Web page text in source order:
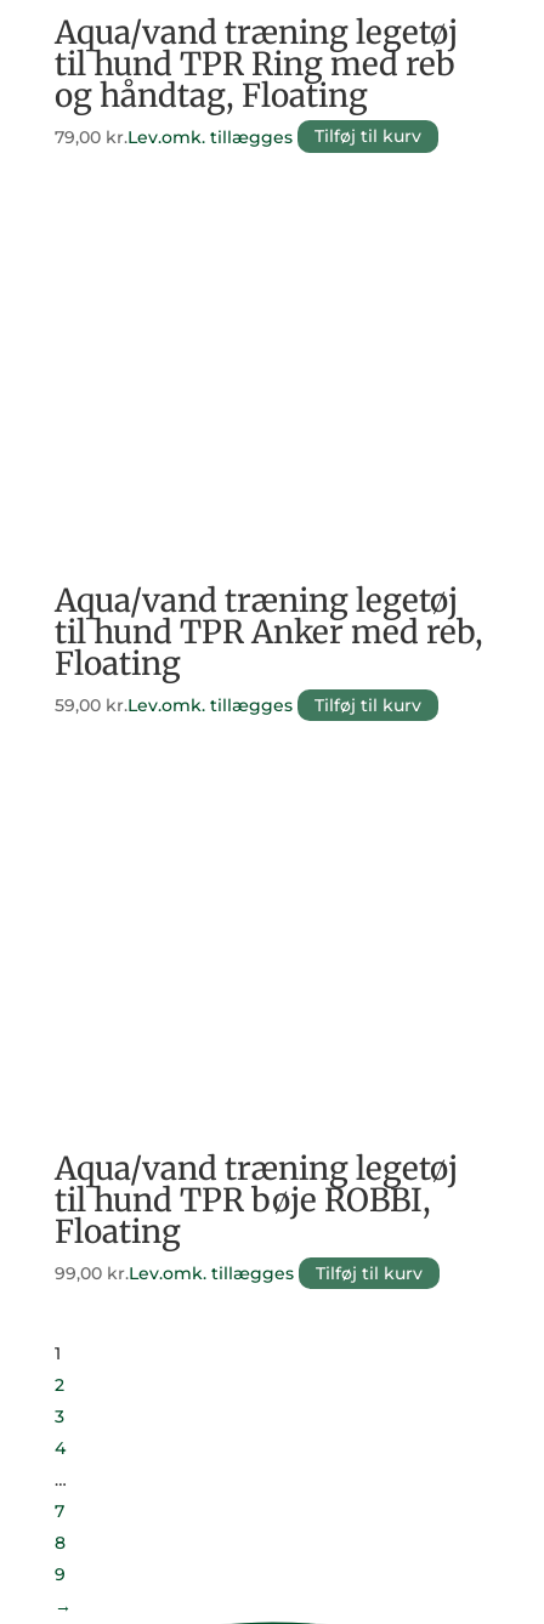
Aqua/vand træning legetøj
til hund TPR Ring med reb
og håndtag, Floating
79,00 kr.Lev.omk. tillægges Tilføj til kurv
Aqua/vand træning legetøj
til hund TPR Anker med reb,
Floating
59,00 kr.Lev.omk. tillægges Tilføj til kurv
Aqua/vand træning legetøj
til hund TPR bøje ROBBI,
Floating
99,00 kr.Lev.omk. tillægges Tilføj til kurv
1
2
3
4
…
7
8
9
→